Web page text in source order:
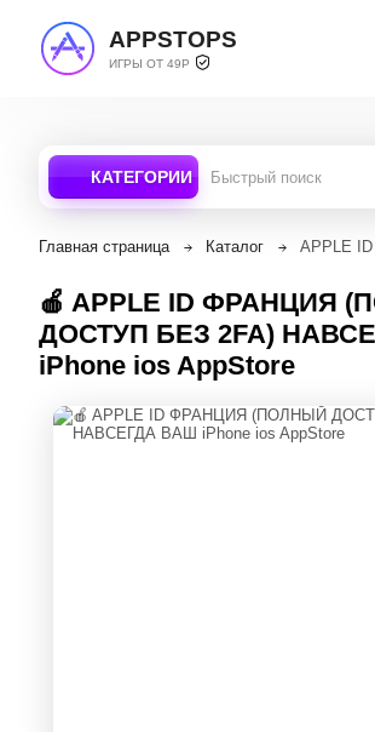
APPSTOPS
ИГРЫ ОТ 49Р
КАТЕГОРИИ
Главная страница Каталог APPLE
🍎 APPLE ID ФРАНЦИЯ
ДОСТУП БЕЗ 2FA)
iPhone ios AppStore